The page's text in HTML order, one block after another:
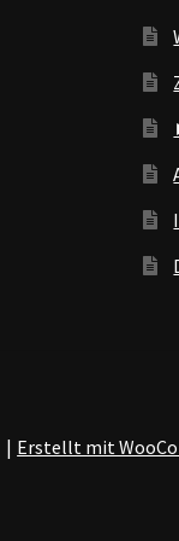
Erstellt mit